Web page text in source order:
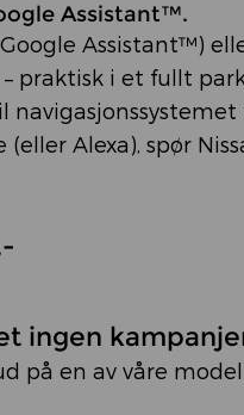
Assistant™.
Assistant™)
praktisk i et fullt
(eller Alexa), spør
ingen
på en av våre